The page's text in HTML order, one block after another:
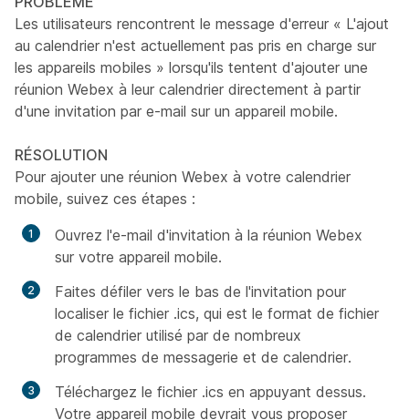
Les utilisateurs rencontrent le message d'erreur « L'ajout
au calendrier n'est actuellement pas pris en charge sur
les appareils mobiles » lorsqu'ils tentent d'ajouter une
réunion Webex à leur calendrier directement à partir
d'une invitation par e-mail sur un appareil mobile.
RÉSOLUTION
Pour ajouter une réunion Webex à votre calendrier
mobile, suivez ces étapes :
Ouvrez l'e-mail d'invitation à la réunion Webex
sur votre appareil mobile.
Faites défiler vers le bas de l'invitation pour
localiser le fichier .ics, qui est le format de fichier
de calendrier utilisé par de nombreux
programmes de messagerie et de calendrier.
Téléchargez le fichier .ics en appuyant dessus.
Votre appareil mobile devrait vous proposer